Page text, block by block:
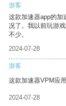
游客
这款加速器app的加
况了。我以前玩游
不少。
2024-07-28
游客
这款加速器VPM应
2024-07-28